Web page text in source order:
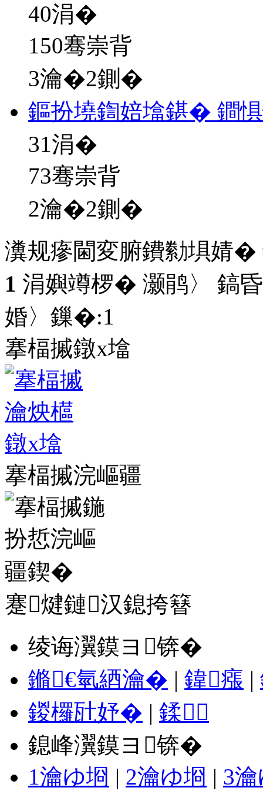
40涓�
150骞崇背
3瀹�2鍘�
鏂扮墝鍧婄墖鍖� 鐧
31涓�
73骞崇背
2瀹�2鍘�
瀵规瘮閫変腑鐨勬埧婧�
1 涓嬩竴椤� 灏鹃〉 鎬
婚〉鏁�:1
搴楅摵鐓х墖
搴楅摵浣嶇疆
蹇煡鏈汉鎴挎簮
绫诲瀷鏌ヨ锛�
鏅€氫綇瀹� | 鍏瘬 |
鍐欏瓧妤� | 鍒
鎴峰瀷鏌ヨ锛�
1瀹ゆ埛 | 2瀹ゆ埛 | 3